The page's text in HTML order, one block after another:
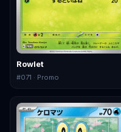
Rowlet
#071 · Promo